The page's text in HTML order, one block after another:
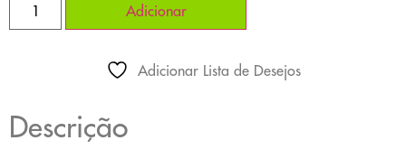
Adicionar
Adicionar Lista de Desejos
Descrição